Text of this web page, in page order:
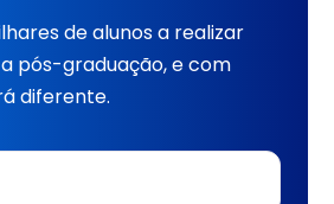
de alunos a realizar
pós-graduação, e com
diferente.